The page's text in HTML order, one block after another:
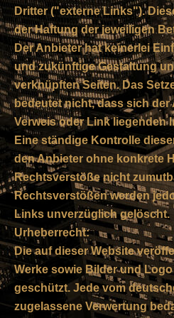
Dritter ("externe Links").
der Haftung der jeweiligen
Der Anbieter hat keinerlei
und zukünftige Gestaltung
verknüpften Seiten. Das
bedeutet nicht, dass sich der
Verweis oder Link liegenden
Eine ständige Kontrolle
den Anbieter ohne konkrete
Rechtsverstöße nicht
Rechtsverstößen werden
Links unverzüglich gelöscht.
Urheberrecht:
Die auf dieser Website
Werke sowie Bilder und
geschützt. Jede vom
zugelassene Verwertung